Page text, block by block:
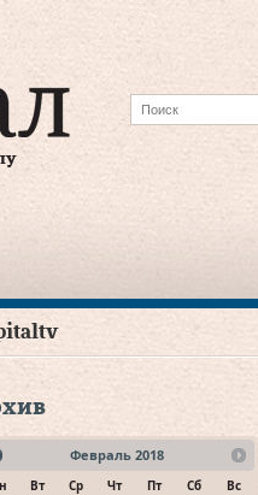
Февраль 2018
Вт Ср Чт Пт Сб
Вс